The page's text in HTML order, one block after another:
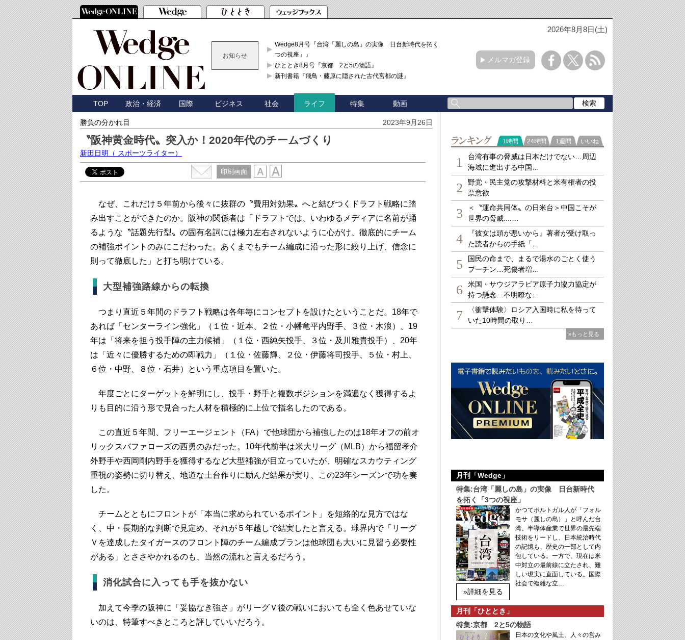
2026年8月8日(土)
お知らせ
Wedge8月号『台湾「麗しの島」の実像 日台新時代を拓く「3
つの視座」』
ひととき8月号『京都 2と5の物語』
新刊書籍『飛鳥・藤原に隠された古代宮都の謎』
メルマガ登録
TOP 政治・経済 国際 ビジネス 社会 ライフ 特集 動画
勝負の分かれ目 2023年9月26日
〝阪神黄金時代〟突入か！2020年代のチームづくり
新田日明 （ スポーツライター）
印刷画面
なぜ、これだけ５年前から後々に抜群の〝費用対効果〟へと結びつくドラフト戦略に踏
み出すことができたのか。阪神の関係者は「ドラフトでは、いわゆるメディアに名前が踊
るような〝話題先行型〟の固有名詞には極力左右されないように心がけ、徹底的にチーム
の補強ポイントのみにこだわった。あくまでもチーム編成に沿った形に絞り上げ、信念に
則って徹底した」と打ち明けている。
大型補強路線からの転換
つまり直近５年間のドラフト戦略は各年毎にコンセプトを設けたということだ。18年で
あれば「センターライン強化」（１位・近本、２位・小幡竜平内野手、３位・木浪）、19
年は「将来を担う投手陣の主力候補」（１位・西純矢投手、３位・及川雅貴投手）、20年
は「近々に優勝するための即戦力」（１位・佐藤輝、２位・伊藤将司投手、５位・村上、
６位・中野、８位・石井）という重点項目を置いた。
年度ごとにターゲットを鮮明にし、投手・野手と複数ポジションを満遍なく獲得するよ
りも目的に沿う形で見合った人材を積極的に上位で指名したのである。
この直近５年間、フリーエージェント（FA）で他球団から補強したのは18年オフの前オ
リックスバファローズの西勇のみだった。10年代前半は米大リーグ（MLB）から福留孝介
外野手や西岡剛内野手を獲得するなど大型補強が目立っていたが、明確なスカウティング
重視の姿勢に切り替え、地道な土台作りに励んだ結果が実り、この23年シーズンで功を奏
した。
チームとともにフロントが「本当に求められているポイント」を短絡的な見方ではな
く、中・長期的な判断で見定め、それが５年越しで結実したと言える。球界内で「リーグ
Ｖを達成したタイガースのフロント陣のチーム編成プランは他球団も大いに見習う必要性
がある」とささやかれるのも、当然の流れと言えるだろう。
消化試合に入っても手を抜かない
加えて今季の阪神に「妥協なき強さ」がリーグＶ後の戦いにおいても全く色あせていな
いのは、特筆すべきところと評していいだろう。
ランキング
1時間 24時間 1週間 いいね
1
台湾有事の脅威は日本だけでない…周辺
海域に進出する中国…
2
野党・民主党の攻撃材料と米有権者の投
票意欲
3
＜〝運命共同体〟の日米台＞中国こそが
世界の脅威....…
4
『彼女は頭が悪いから』著者が受け取っ
た読者からの手紙「…
5
国民の命まで、まるで湯水のごとく使う
プーチン…死傷者増…
6
米国・サウジアラビア原子力協力協定が
持つ懸念…不明瞭な…
7
〈衝撃体験〉ロシア入国時に私を待って
いた10時間の取り…
»もっと見る
月刊「Wedge」
特集:台湾「麗しの島」の実像 日台新時代
を拓く「3つの視座」
»詳細を見る
かつてポルトガル人が「フォル
モサ（麗しの島）」と呼んだ台
湾。半導体産業で世界の最先端
技術をリードし、日本統治時代
の記憶も、歴史の一部として内
包している。一方で、現在は米
中対立の最前線に立たされ、難
しい現実に直面している。国際
社会で複雑な立…
月刊「ひととき」
特集:京都 2と5の物語
日本の文化や風土、人々の営み